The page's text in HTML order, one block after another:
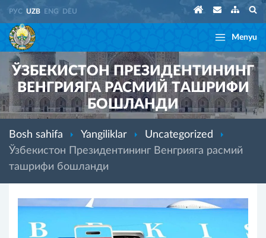
РУС UZB ENG DEU
Menyu
ЎЗБЕКИСТОН ПРЕЗИДЕНТИНИНГ
ВЕНГРИЯГА РАСМИЙ ТАШРИФИ
БОШЛАНДИ
Bosh sahifa Yangiliklar
Uncategorized
Ўзбекистон Президентининг Венгрияга расмий
ташрифи бошланди